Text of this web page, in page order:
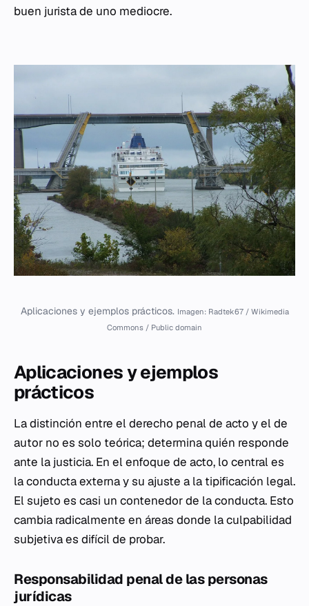
buen jurista de uno mediocre.
Aplicaciones y ejemplos prácticos. Imagen: Radtek67 / Wikimedia
Commons / Public domain
Aplicaciones y ejemplos
prácticos
La distinción entre el derecho penal de acto y el de
autor no es solo teórica; determina quién responde
ante la justicia. En el enfoque de acto, lo central es
la conducta externa y su ajuste a la tipificación legal.
El sujeto es casi un contenedor de la conducta. Esto
cambia radicalmente en áreas donde la culpabilidad
subjetiva es difícil de probar.
Responsabilidad penal de las personas
jurídicas